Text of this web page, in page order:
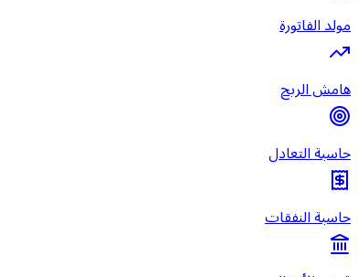
مولد الفاتورة
هامش الربح
حاسبة التعادل
حاسبة النفقات